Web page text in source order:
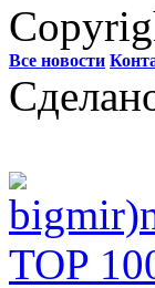
Все новости